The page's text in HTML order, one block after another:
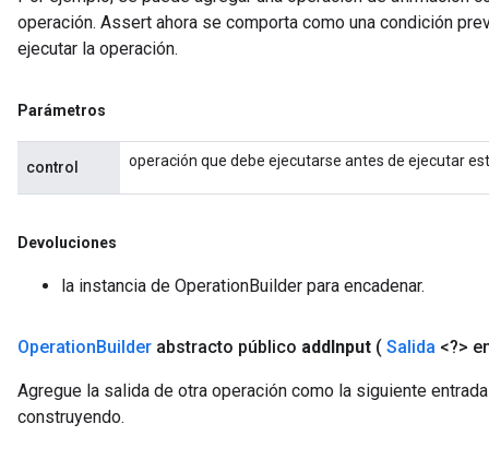
operación. Assert ahora se comporta como una condición
ejecutar la operación.
Parámetros
control operación que debe ejecutarse antes de ejecutar
Devoluciones
la instancia de OperationBuilder para encadenar.
OperationBuilder abstracto público addInput ( Salida <?>
Agregue la salida de otra operación como la siguiente
construyendo.